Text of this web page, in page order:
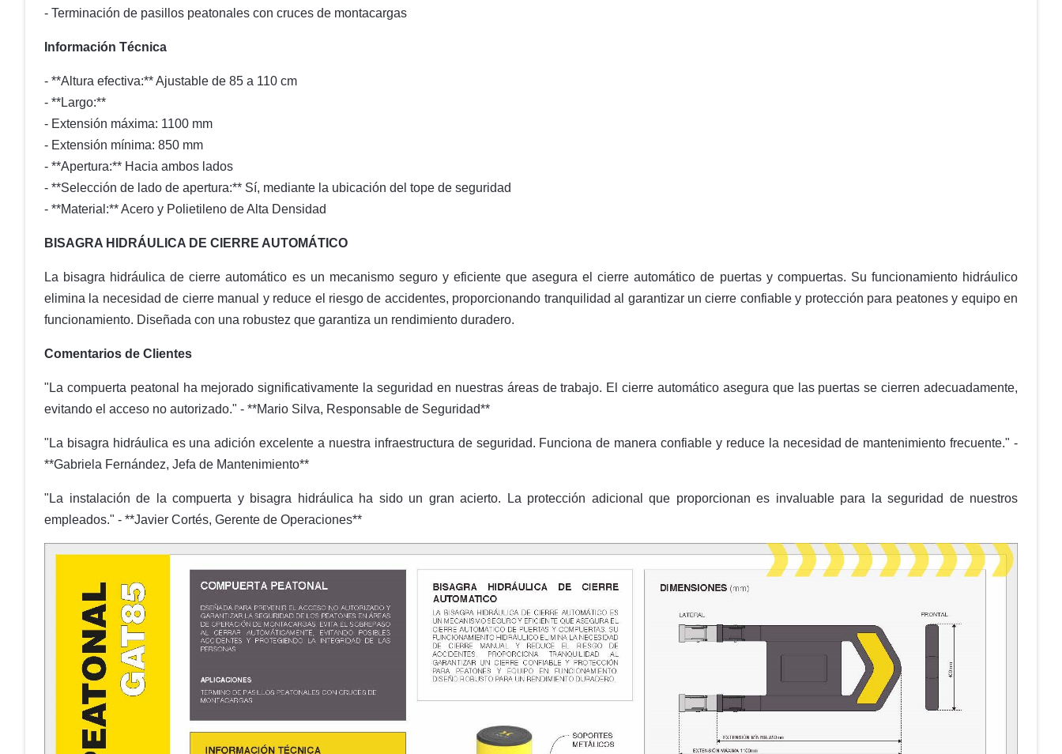
- Terminación de pasillos peatonales con cruces de montacargas
Información Técnica
- **Altura efectiva:** Ajustable de 85 a 110 cm
- **Largo:**
- Extensión máxima: 1100 mm
- Extensión mínima: 850 mm
- **Apertura:** Hacia ambos lados
- **Selección de lado de apertura:** Sí, mediante la ubicación del tope de seguridad
- **Material:** Acero y Polietileno de Alta Densidad
BISAGRA HIDRÁULICA DE CIERRE AUTOMÁTICO
La bisagra hidráulica de cierre automático es un mecanismo seguro y eficiente que asegura el cierre automático de puertas y compuertas. Su funcionamiento hidráulico
elimina la necesidad de cierre manual y reduce el riesgo de accidentes, proporcionando tranquilidad al garantizar un cierre confiable y protección para peatones y equipo en
funcionamiento. Diseñada con una robustez que garantiza un rendimiento duradero.
Comentarios de Clientes
"La compuerta peatonal ha mejorado significativamente la seguridad en nuestras áreas de trabajo. El cierre automático asegura que las puertas se cierren adecuadamente,
evitando el acceso no autorizado." - **Mario Silva, Responsable de Seguridad**
"La bisagra hidráulica es una adición excelente a nuestra infraestructura de seguridad. Funciona de manera confiable y reduce la necesidad de mantenimiento frecuente." -
**Gabriela Fernández, Jefa de Mantenimiento**
"La instalación de la compuerta y bisagra hidráulica ha sido un gran acierto. La protección adicional que proporcionan es invaluable para la seguridad de nuestros
empleados." - **Javier Cortés, Gerente de Operaciones**